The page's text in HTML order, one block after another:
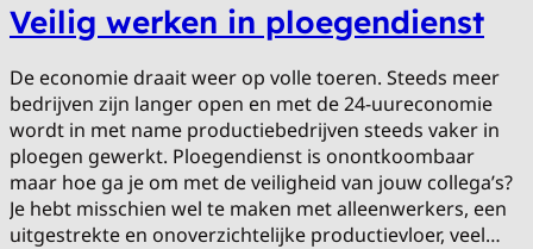
Veilig werken in ploegendienst
De economie draait weer op volle toeren. Steeds meer
bedrijven zijn langer open en met de 24-uureconomie
wordt in met name productiebedrijven steeds vaker in
ploegen gewerkt. Ploegendienst is onontkoombaar
maar hoe ga je om met de veiligheid van jouw collega’s?
Je hebt misschien wel te maken met alleenwerkers, een
uitgestrekte en onoverzichtelijke productievloer, veel…